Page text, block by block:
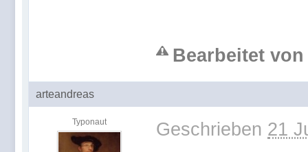
Bearbeitet
arteandreas
Typonaut Geschrieben 21